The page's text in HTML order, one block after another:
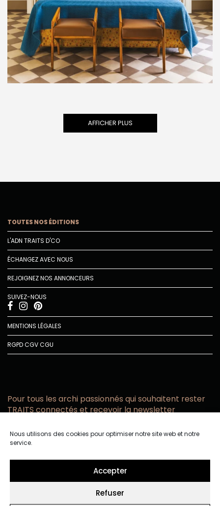
Nous utilisons des cookies pour optimiser notre site web et notre
service.
Accepter
Refuser
AFFICHER PLUS
TOUTES NOS ÉDITIONS
L'ADN TRAITS D'CO
ÉCHANGEZ AVEC NOUS
REJOIGNEZ NOS ANNONCEURS
SUIVEZ-NOUS
MENTIONS LÉGALES
RGPDCGVCGU
Pour tous les archi passionnés qui souhaitent rester
TRAITS connectés et recevoir la newsletter
email
confidentialité.